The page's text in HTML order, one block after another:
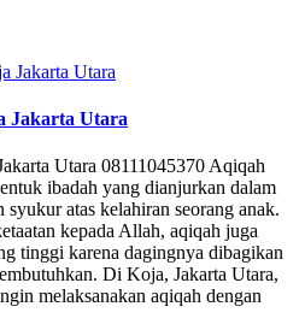
Jakarta Utara
Utara 08111045370 Aqiqah
ibadah yang dianjurkan dalam
syukur atas kelahiran seorang anak.
kepada Allah, aqiqah juga
tinggi karena dagingnya dibagikan
Di Koja, Jakarta Utara,
melaksanakan aqiqah dengan